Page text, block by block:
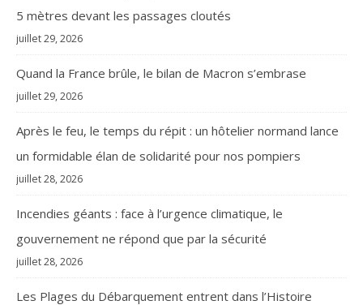
5 mètres devant les passages cloutés
juillet 29, 2026
Quand la France brûle, le bilan de Macron s’embrase
juillet 29, 2026
Après le feu, le temps du répit : un hôtelier normand lance
un formidable élan de solidarité pour nos pompiers
juillet 28, 2026
Incendies géants : face à l’urgence climatique, le
gouvernement ne répond que par la sécurité
juillet 28, 2026
Les Plages du Débarquement entrent dans l’Histoire